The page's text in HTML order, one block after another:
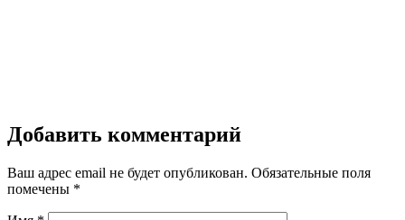
Добавить комментарий
Ваш адрес email не будет опубликован. Обязательные поля
помечены *